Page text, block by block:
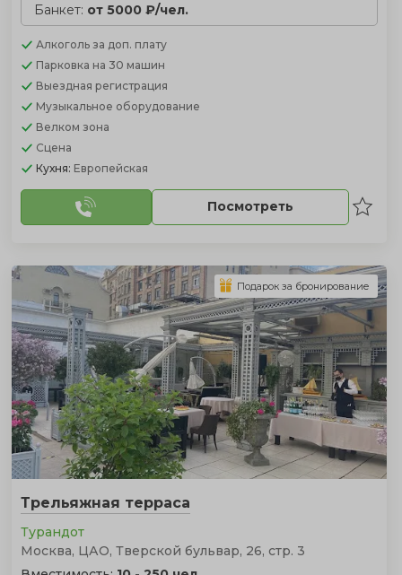
Банкет: от 5000 ₽/чел.
Алкоголь за доп. плату
Парковка на 30 машин
Выездная регистрация
Музыкальное оборудование
Велком зона
Сцена
Кухня: Европейская
Посмотреть
Трельяжная терраса
Турандот
Москва, ЦАО, Тверской бульвар, 26, стр. 3
Подарок за бронирование